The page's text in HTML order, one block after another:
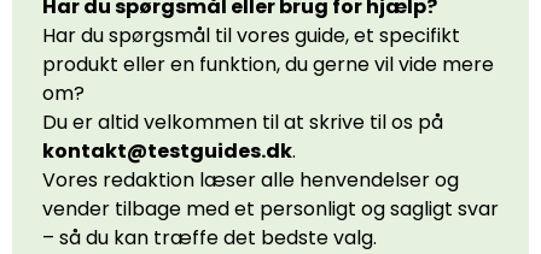
Har du spørgsmål eller brug for hjælp?
Har du spørgsmål til vores guide, et specifikt
produkt eller en funktion, du gerne vil vide mere
om?
Du er altid velkommen til at skrive til os på
kontakt@testguides.dk.
Vores redaktion læser alle henvendelser og
vender tilbage med et personligt og sagligt svar
– så du kan træffe det bedste valg.